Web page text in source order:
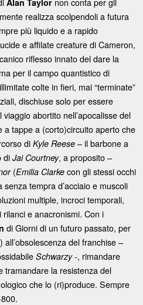
realizza scolpendoli a futura
più liquido e a rapido
e affilate creature di Cameron,
riflesso innato del dare la
per il campo quantistico di
colte in fieri, mai “terminate”
dischiuse solo per essere
abortito nell’apocalisse del
a tappe a (corto)circuito aperto che
di Kyle Reese – il barbone a
di Jai Courtney, a proposito –
(Emilia Clarke con gli stessi occhi
senza tempra d’acciaio e muscoli
multiple, incroci temporali,
e anacronismi. Con i
di Giorni di un futuro passato, per
del franchise –
Schwarzy-, rimandare
tramandare la resistenza del
che lo (ri)produce. Sempre